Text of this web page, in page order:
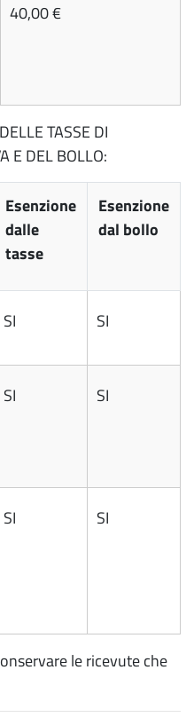
40,00 €
TASSE DI
E DEL BOLLO:
Esenzione
dalle
tasse
Esenzione
dal bollo
SI SI
SI SI
SI SI
le ricevute che